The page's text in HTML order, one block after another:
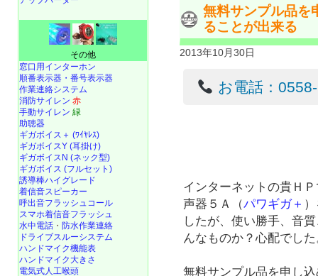
無料サンプル品を
ることが出来る
2013年10月30日
お電話：
インターネットの貴Ｈ
声器５Ａ（パワギガ＋
したが、使い勝手、音
んなものか？心配でし
無料サンプル品を申し
その他
窓口用インターホン
順番表示器・番号表示器
作業連絡システム
消防サイレン 赤
手動サイレン 緑
助聴器
ギガボイス＋ (ﾜｲﾔﾚｽ)
ギガボイスY (耳掛け)
ギガボイスN (ネック型)
ギガボイス (フルセット)
誘導棒ハイグレード
着信音スピーカー
呼出音フラッシュコール
スマホ着信音フラッシュ
水中電話 ・ 防水作業連絡
ドライブスルーシステム
ハンドマイク機能表
ハンドマイク大きさ
電気式人工喉頭